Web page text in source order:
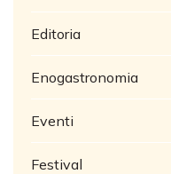
Editoria
Enogastronomia
Eventi
Festival